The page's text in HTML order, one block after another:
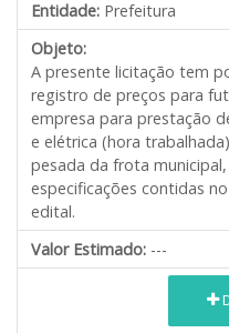
Entidade: Prefeitura
Objeto:
A presente licitação tem
registro de preços para
empresa para prestação
e elétrica (hora
pesada da frota
especificações contidas
edital.
Valor Estimado: ---